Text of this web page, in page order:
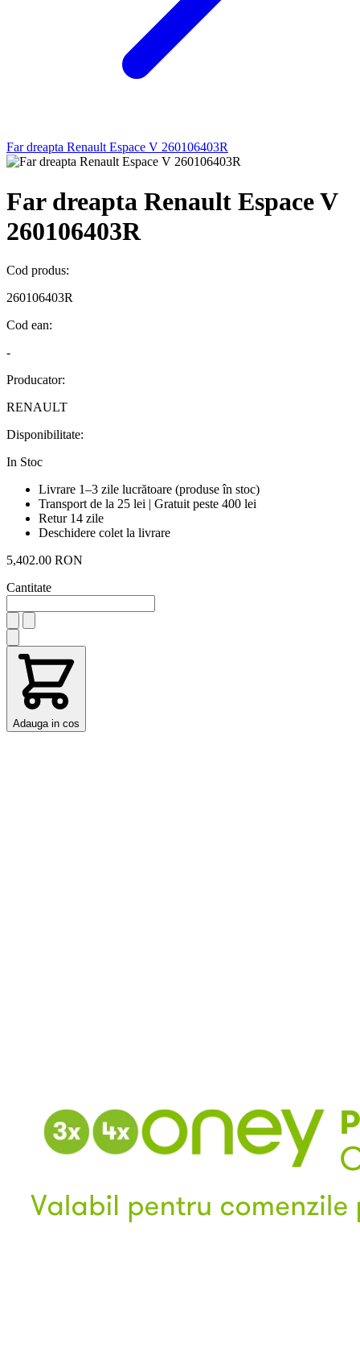
Far dreapta Renault Espace V 260106403R
Far dreapta Renault Espace V
260106403R
Cod produs:
260106403R
Cod ean:
-
Producator:
RENAULT
Disponibilitate:
In Stoc
Livrare 1–3 zile lucrătoare (produse în stoc)
Transport de la 25 lei | Gratuit peste 400 lei
Retur 14 zile
Deschidere colet la livrare
5,402.00 RON
Cantitate
Adauga in cos